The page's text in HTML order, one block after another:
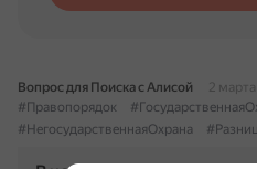
Вопрос для Поиска с Алисой
2 марта
#Правопорядок
#НегосударственнаяОхрана